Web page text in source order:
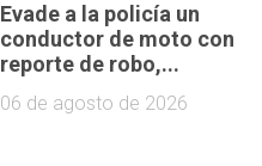
Evade a la policía un
conductor de moto con
reporte de robo,...
06 de agosto de 2026